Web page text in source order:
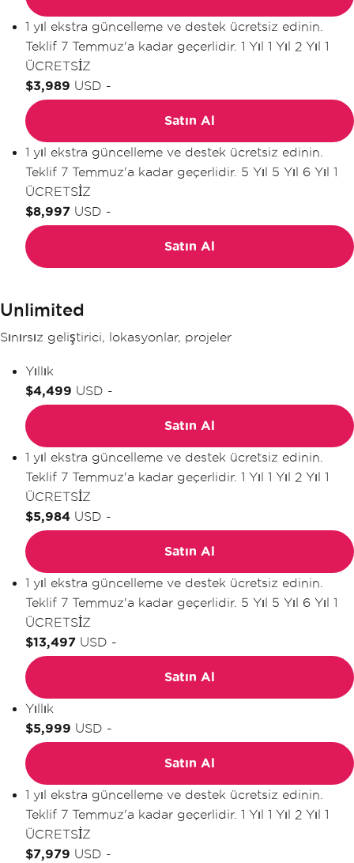
1 yıl ekstra güncelleme ve destek ücretsiz edinin.
Teklif 7 Temmuz'a kadar geçerlidir. 1 Yıl 1 Yıl 2 Yıl 1
ÜCRETSİZ
$3,989 USD -
Satın Al
1 yıl ekstra güncelleme ve destek ücretsiz edinin.
Teklif 7 Temmuz'a kadar geçerlidir. 5 Yıl 5 Yıl 6 Yıl 1
ÜCRETSİZ
$8,997 USD -
Satın Al
Unlimited
Sınırsız geliştirici, lokasyonlar, projeler
Yıllık
$4,499 USD -
Satın Al
1 yıl ekstra güncelleme ve destek ücretsiz edinin.
Teklif 7 Temmuz'a kadar geçerlidir. 1 Yıl 1 Yıl 2 Yıl 1
ÜCRETSİZ
$5,984 USD -
Satın Al
1 yıl ekstra güncelleme ve destek ücretsiz edinin.
Teklif 7 Temmuz'a kadar geçerlidir. 5 Yıl 5 Yıl 6 Yıl 1
ÜCRETSİZ
$13,497 USD -
Satın Al
Yıllık
$5,999 USD -
Satın Al
1 yıl ekstra güncelleme ve destek ücretsiz edinin.
Teklif 7 Temmuz'a kadar geçerlidir. 1 Yıl 1 Yıl 2 Yıl 1
ÜCRETSİZ
$7,979 USD -